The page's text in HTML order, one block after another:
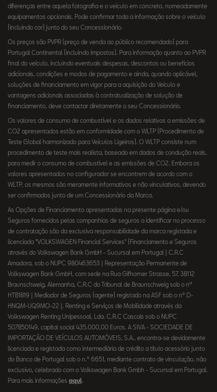
diferenças entre aquela fotografia e o veículo em concreto, nomeadamente
equipamentos opcionais. Pode confirmar toda a informação sobre o veículo
(incluindo cor) junto do seu Concessionário.
Os preços são PVPR (preço de venda ao público recomendado) para
Portugal Continental (incluindo impostos). Para informação quanto ao PVPR
final do veículo, incluindo eventuais despesas, descontos ou benefícios
adicionais, condições e modos de pagamento e ainda, quando aplicável,
soluções de financiamento em vigor para a aquisição do Veículo e
vantagens adicionais associadas à contratualização de solução de
financiamento, deve contactar diretamente o seu Concessionário.
Os valores de consumo de combustível e os dados relativos a emissões de
CO2 apresentados estão em conformidade com o WLTP (Procedimento de
Teste Global harmonizado para Veículos Ligeiros). O WLTP consiste num
procedimento de teste mais realista, baseado em dados de condução reais,
para medir o consumo de combustível e as emissões de CO2. Embora os
valores apresentados no configurador se encontrem de acordo com o
WLTP, os mesmos são meramente informativos e não vinculativos, devendo
ser confirmados junto de um Concessionário da Marca.
As Opções de Financiamento apresentadas na presente página e/ou
Seguros fornecidos pelas companhias de seguros a identificar no processo
de contratação são da exclusiva responsabilidade da marca registada e
licenciada "VOLKSWAGEN Financial Services" (Financiamento e Seguros
através do Volkswagen Bank GmbH - Sucursal em Portugal | C.R.C
Amadora, sob o NUPC 980463653 | Representação Permanente de
Volkswagen Bank GmbH, com sede na Rua Gifhorner Strasse, 57, 38112
Braunschweig, Alemanha, C.R.C do Tribunal de Braunschweig sob o nº
HTB1819 | Mediador de Seguros (agente) registado na ASF sob o nº D-
HNQM-UQ9MO-22 |. Renting e Serviços de Mobilidade através da
Volkswagen Renting Unipessoal, Lda. C.R.C Cascais sob o NUPC
507850149, capital social 435.000,00 Euros. A SIVA - SOCIEDADE DE
IMPORTAÇÃO DE VEÍCULOS AUTOMÓVEIS, S.A., encontra-se devidamente
licenciada e registada como intermediária de crédito a título acessório junto
do Banco de Portugal sob o n.º 6651, mediante contrato de vinculação, não
exclusivo, celebrado com o Volkswagen Bank Gmbh - Sucursal em Portugal.
Para mais informações aqui.